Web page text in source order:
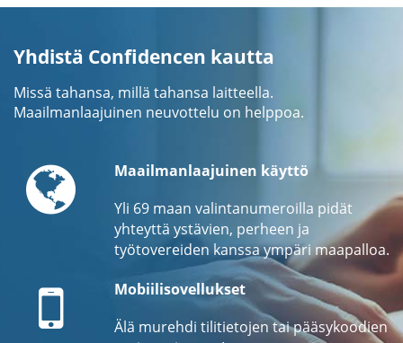
Yhdistä Confidencen kautta
Missä tahansa, millä tahansa laitteella.
Maailmanlaajuinen neuvottelu on helppoa.
Maailmanlaajuinen käyttö
Yli 69 maan valintanumeroilla pidät
yhteyttä ystävien, perheen ja
työtovereiden kanssa ympäri maapalloa.
Mobile
Mobiilisovellukset
Älä murehdi tilitietojen tai pääsykoodien